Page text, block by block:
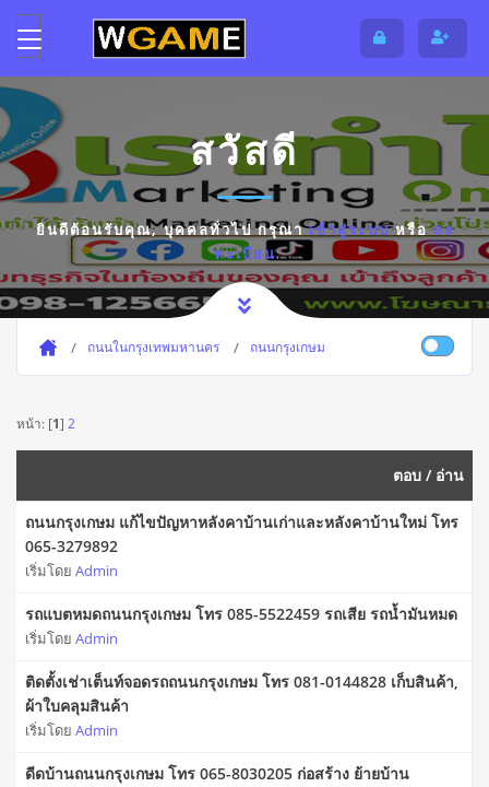
สวัสดี
ยินดีต้อนรับคุณ,บุคคลทั่วไปกรุณาเข้าสู่ระบบหรือลง
ทะเบียน
ถนนในกรุงเทพมหานคร ถนนกรุงเกษม
หน้า: [1] 2
ตอบ / อ่าน
ถนนกรุงเกษม แก้ไขปัญหาหลังคาบ้านเก่าและหลังคาบ้านใหม่ โทร
065-3279892
เริ่มโดย Admin
รถแบตหมดถนนกรุงเกษม โทร 085-5522459 รถเสีย รถน้ำมันหมด
เริ่มโดย Admin
ติดตั้งเช่าเต็นท์จอดรถถนนกรุงเกษม โทร 081-0144828 เก็บสินค้า,
ผ้าใบคลุมสินค้า
เริ่มโดย Admin
ดีดบ้านถนนกรุงเกษม โทร 065-8030205 ก่อสร้าง ย้ายบ้าน